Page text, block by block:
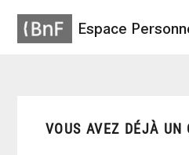
Espace
VOUS AVEZ DÉJÀ UN